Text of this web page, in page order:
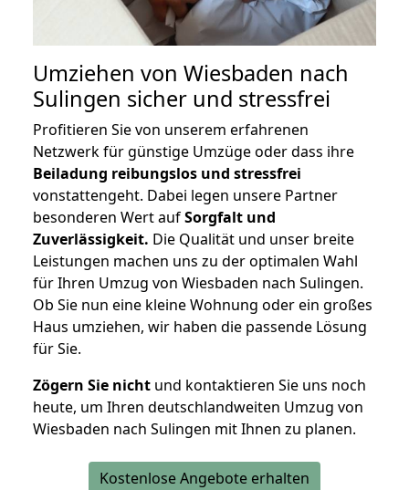
Umziehen von Wiesbaden nach
Sulingen sicher und stressfrei
Profitieren Sie von unserem erfahrenen
Netzwerk für günstige Umzüge oder dass ihre
Beiladung reibungslos und stressfrei
vonstattengeht. Dabei legen unsere Partner
besonderen Wert aufSorgfalt und
Zuverlässigkeit. Die Qualität und unser breite
Leistungen machen uns zu der optimalen Wahl
für Ihren Umzug von Wiesbaden nach Sulingen.
Ob Sie nun eine kleine Wohnung oder ein großes
Haus umziehen, wir haben die passende Lösung
für Sie.
Zögern Sie nicht und kontaktieren Sie uns noch
heute, um Ihren deutschlandweiten Umzug von
Wiesbaden nach Sulingen mit Ihnen zu planen.
Kostenlose Angebote erhalten